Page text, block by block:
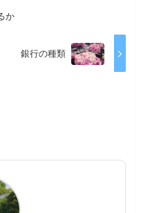
か
銀行の種類